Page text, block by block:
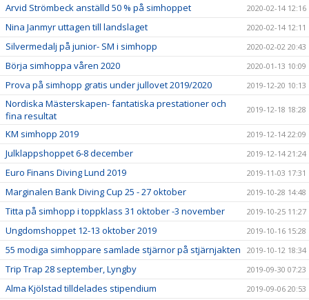
Arvid Strömbeck anställd 50 % på simhoppet 2020-02-14 12:16
Nina Janmyr uttagen till landslaget 2020-02-14 12:11
Silvermedalj på junior- SM i simhopp 2020-02-02 20:43
Börja simhoppa våren 2020 2020-01-13 10:09
Prova på simhopp gratis under jullovet 2019/2020 2019-12-20 10:13
Nordiska Mästerskapen- fantatiska prestationer och
fina resultat
2019-12-18 18:28
KM simhopp 2019 2019-12-14 22:09
Julklappshoppet 6-8 december 2019-12-14 21:24
Euro Finans Diving Lund 2019 2019-11-03 17:31
Marginalen Bank Diving Cup 25 - 27 oktober 2019-10-28 14:48
Titta på simhopp i toppklass 31 oktober -3 november 2019-10-25 11:27
Ungdomshoppet 12-13 oktober 2019 2019-10-16 15:28
55 modiga simhoppare samlade stjärnor på stjärnjakten 2019-10-12 18:34
Trip Trap 28 september, Lyngby 2019-09-30 07:23
Alma Kjölstad tilldelades stipendium 2019-09-06 20:53